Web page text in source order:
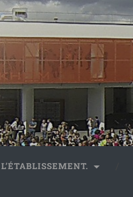
L’ÉTABLISSEMENT.